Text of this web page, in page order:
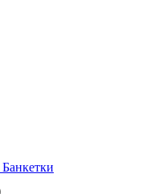
Банкетки